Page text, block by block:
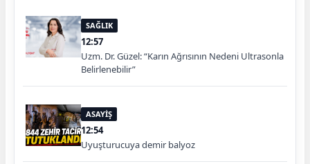
SAĞLIK
12:57
Uzm. Dr. Güzel: “Karın Ağrısının Nedeni Ultrasonla
Belirlenebilir”
ASAYİŞ
12:54
Uyuşturucuya demir balyoz